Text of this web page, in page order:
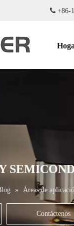

» Áreas de
Contáctenos